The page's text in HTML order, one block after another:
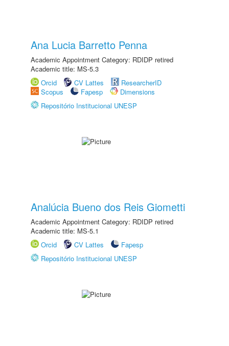
Ana Lucia Barretto Penna
Academic Appointment Category: RDIDP retired
Academic title: MS-5.3
Orcid
CV Lattes
ResearcherID
Scopus
Fapesp
Dimensions
Repositório Institucional UNESP
Analúcia Bueno dos Reis Giometti
Academic Appointment Category: RDIDP retired
Academic title: MS-5.1
Orcid
CV Lattes
Fapesp
Repositório Institucional UNESP